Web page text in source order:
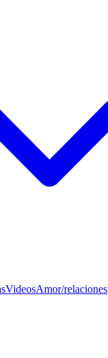
VideosAmor/relaciones